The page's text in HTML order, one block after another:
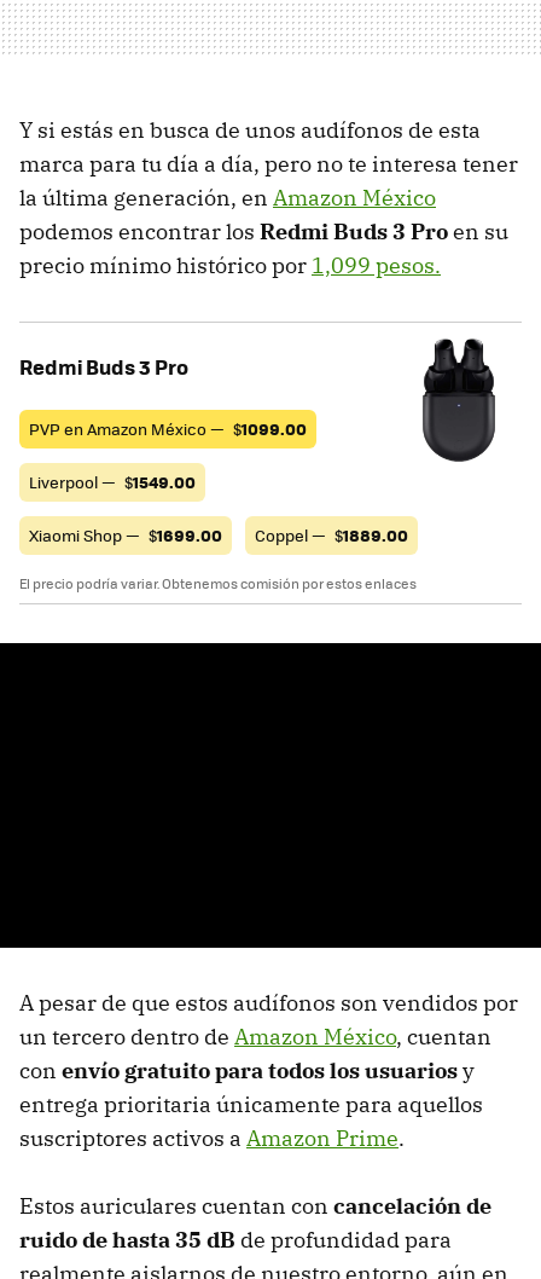
Y si estás en busca de unos audífonos de esta
marca para tu día a día, pero no te interesa tener
la última generación, en Amazon México
podemos encontrar los Redmi Buds 3 Proen su
precio mínimo histórico por 1,099 pesos.
Redmi Buds 3 Pro
PVP en Amazon México — $1099.00
Liverpool — $1549.00
Xiaomi Shop — $1699.00 Coppel — $1889.00
El precio podría variar. Obtenemos comisión por estos enlaces
A pesar de que estos audífonos son vendidos por
un tercero dentro de Amazon México, cuentan
con envío gratuito para todos los usuariosy
entrega prioritaria únicamente para aquellos
suscriptores activos a Amazon Prime.
Estos auriculares cuentan con cancelación de
ruido de hasta 35 dB de profundidad para
realmente aislarnos de nuestro entorno, aún en